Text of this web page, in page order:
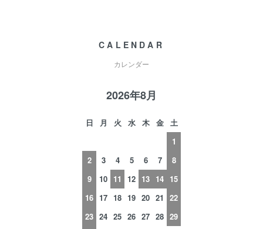
CALENDAR
カレンダー
2026年8月
日 月 火 水 木 金
土
1
2
3 4 5 6 7
8
9
10 11 12 13 14 15
16 17 18 19 20 21
22
23 24 25 26 27 28 29